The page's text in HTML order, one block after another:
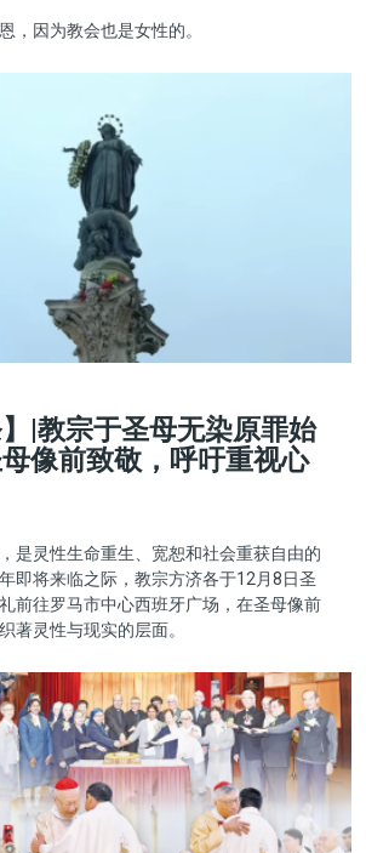
，因为教会也是女性的。
】|教宗于圣母无染原罪始
像前致敬，呼吁重视心
是灵性生命重生、宽恕和社会重获自由的
即将来临之际，教宗方济各于12月8日圣
前往罗马市中心西班牙广场，在圣母像前
著灵性与现实的层面。